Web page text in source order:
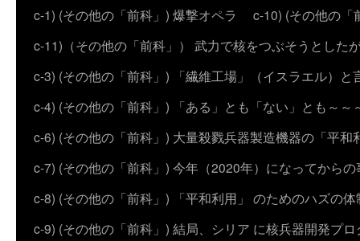
c-1) (その他の「前科」) 爆撃オペラ
c-10) (その他の「
c-11)（その他の「前科」） 武力で核をつぶそうとした
c-3) (その他の「前科」) 「繊維工場」（イスラエル）と
c-4) (その他の「前科」) 「ある」とも「ない」とも～～
c-6) (その他の「前科」) 大量殺戮兵器製造機器の「平
c-7) (その他の「前科」) 今年（2020年）になってからの
c-8) (その他の「前科」) 「平和利用」 のためのハズの
c-9) (その他の「前科」) 結局、シリア に核兵器開発プ